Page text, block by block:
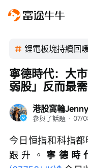
鋰電板塊持續回
港股窩輪Jenny
參與了話題 · 07/
寧德時代：大
弱股」反而最
今日恒指和科指
跟升。 寧德時